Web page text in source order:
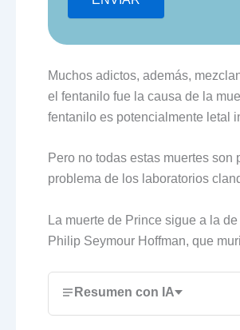
Muchos adictos, además,
el fentanilo fue la causa de la
fentanilo es potencialmente letal
Pero no todas estas muertes
problema de los laboratorios
La muerte de Prince sigue a la
Philip Seymour Hoffman, que
Resumen con IA